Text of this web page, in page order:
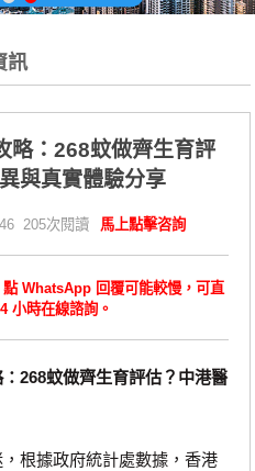
訊
略：268蚊做齊生育評
與真實體驗分享
205次閱讀 馬上點擊咨詢
WhatsApp 回覆可能較慢，可直
小時在線諮詢。
268蚊做齊生育評估？中港醫
據政府統計處數據，香港